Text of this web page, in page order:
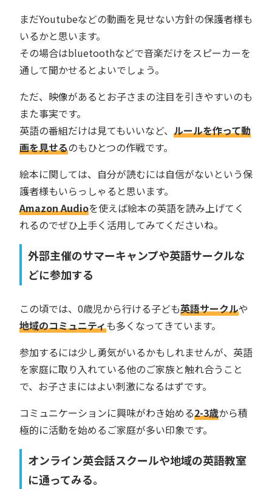
まだYoutubeなどの動画を見せない方針の保護者様も
いるかと思います。
その場合はbluetoothなどで音楽だけをスピーカーを
通して聞かせるとよいでしょう。
ただ、映像があるとお子さまの注目を引きやすいのも
また事実です。
英語の番組だけは見てもいいなど、 ルールを作って動
画を見せるのもひとつの作戦です。
絵本に関しては、自分が読むには自信がないという保
護者様もいらっしゃると思います。
Amazon Audioを使えば絵本の英語を読み上げてく
れるのでぜひ上手く活用してみてくださいね。
外部主催のサマーキャンプや英語サークルな
どに参加する
この頃では、0歳児から行ける子ども英語サークルや
地域のコミュニティも多くなってきています。
参加するには少し勇気がいるかもしれませんが、英語
を家庭に取り入れている他のご家族と触れ合うこと
で、お子さまにはよい刺激になるはずです。
コミュニケーションに興味がわき始める2-3歳から積
極的に活動を始めるご家庭が多い印象です。
オンライン英会話スクールや地域の英語教室
に通ってみる。